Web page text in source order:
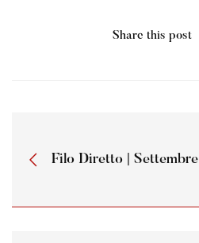
Share this post
Filo Diretto | Settembre